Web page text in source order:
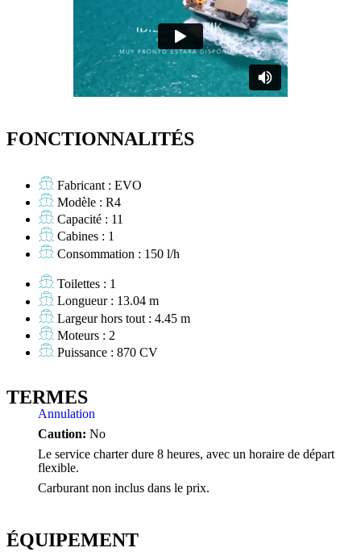
FONCTIONNALITÉS
Fabricant : EVO
Modèle : R4
Capacité : 11
Cabines : 1
Consommation : 150 l/h
Toilettes : 1
Longueur : 13.04 m
Largeur hors tout : 4.45 m
Moteurs : 2
Puissance : 870 CV
TERMES
Annulation
Caution: No
Le service charter dure 8 heures, avec un horaire de départ
flexible.
Carburant non inclus dans le prix.
ÉQUIPEMENT